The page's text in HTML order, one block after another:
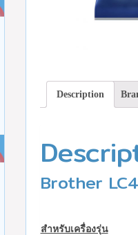
Description
Brother
สำหรับเครื่องรุ่น